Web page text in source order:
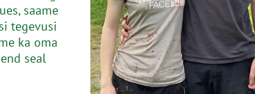
saame
tegevusi
ka oma
seal